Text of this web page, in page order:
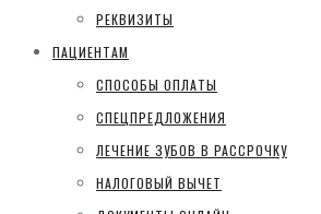
РЕКВИЗИТЫ
ПАЦИЕНТАМ
СПОСОБЫ ОПЛАТЫ
СПЕЦПРЕДЛОЖЕНИЯ
ЛЕЧЕНИЕ ЗУБОВ В РАССРОЧКУ
НАЛОГОВЫЙ ВЫЧЕТ